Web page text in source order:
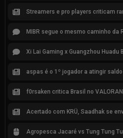
Streamers e pro players criticam
Agropesca Jacaré vs Tung Tung